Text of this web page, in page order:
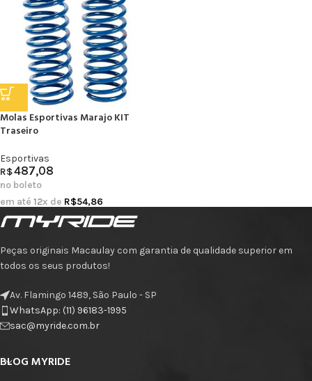
Molas Esportivas Marajo KIT
Traseiro
Esportivas
R$487,08
no boleto
em até 12x de R$54,86
Peças originais Macaulay com garantia de qualidade superior em
todos os seus produtos!
Av. Flamingo 1489, São Paulo - SP
WhatsApp: (11) 96183-1995
sac@myride.com.br
BLOG MYRIDE